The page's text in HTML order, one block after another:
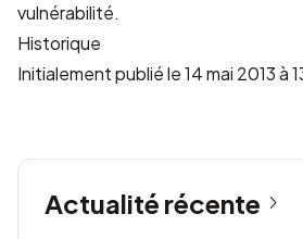
vulnérabilité.
Historique
Initialement publié le 14 mai 2013 à
Actualité récente